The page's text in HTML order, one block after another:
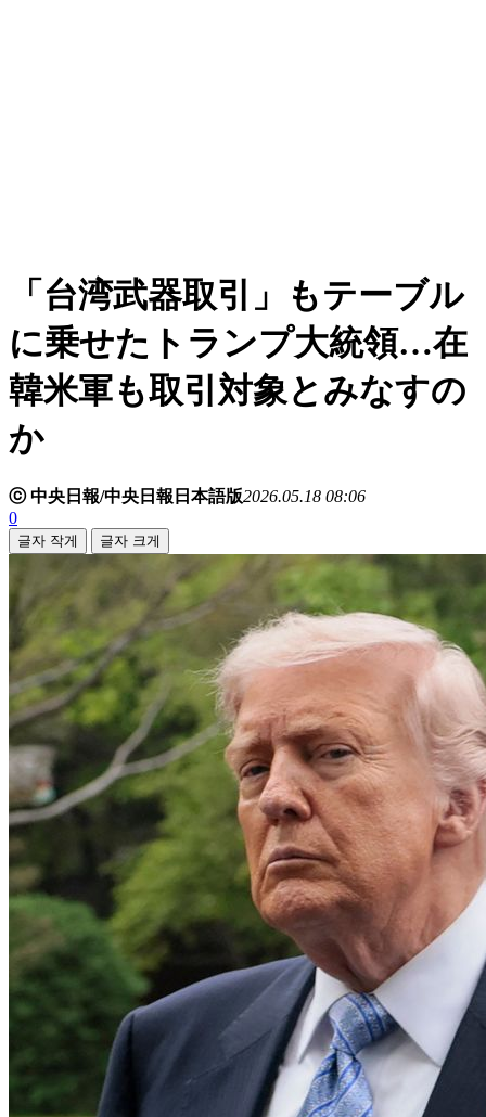
「台湾武器取引」もテーブル
に乗せたトランプ大統領…在
韓米軍も取引対象とみなすの
か
ⓒ 中央日報/中央日報日本語版2026.05.18 08:06
0
글자 작게 글자 크게